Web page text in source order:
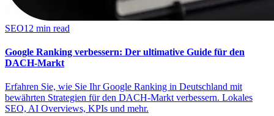
SEO12 min read
Google Ranking verbessern: Der ultimative Guide für den
DACH-Markt
Erfahren Sie, wie Sie Ihr Google Ranking in Deutschland mit
bewährten Strategien für den DACH-Markt verbessern. Lokales
SEO, AI Overviews, KPIs und mehr.